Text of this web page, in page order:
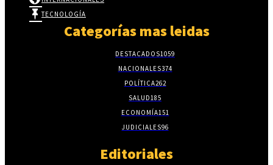
TECNOLOGÍA
Categorías mas leidas
DESTACADOS1059
NACIONALES374
POLÍTICA262
SALUD185
ECONOMÍA151
JUDICIALES96
Editoriales